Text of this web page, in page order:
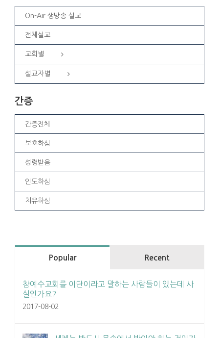
On-Air 생방송 설교
전체설교
교회별
설교자별
간증
간증전체
보호하심
성령받음
인도하심
치유하심
Popular Recent
참예수교회를 이단이라고 말하는 사람들이 있는데 사
실인가요?
2017-08-02